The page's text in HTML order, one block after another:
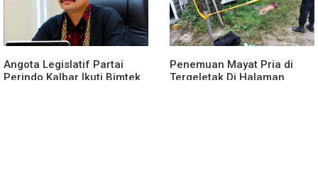
Angota Legislatif Partai
Perindo Kalbar Ikuti Bimtek
Penemuan Mayat Pria di
Tergeletak Di Halaman